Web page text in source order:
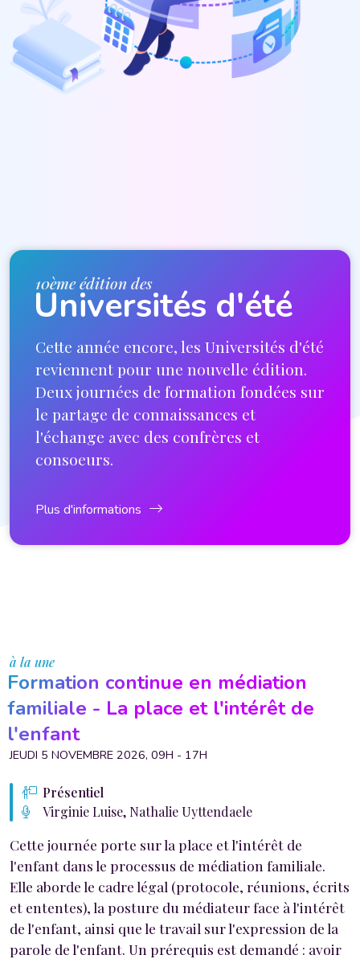
10ème édition des
Universités d'été
Cette année encore, les Universités d'été
reviennent pour une nouvelle édition.
Deux journées de formation fondées sur
le partage de connaissances et
l'échange avec des confrères et
consoeurs.
Plus d'informations
à la une
Formation continue en médiation
familiale - La place et l'intérêt de
l'enfant
JEUDI 5 NOVEMBRE 2026, 09H - 17H
Présentiel
Virginie Luise, Nathalie Uyttendaele
Cette journée porte sur la place et l'intérêt de
l'enfant dans le processus de médiation familiale.
Elle aborde le cadre légal (protocole, réunions, écrits
et ententes), la posture du médiateur face à l'intérêt
de l'enfant, ainsi que le travail sur l'expression de la
parole de l'enfant. Un prérequis est demandé : avoir